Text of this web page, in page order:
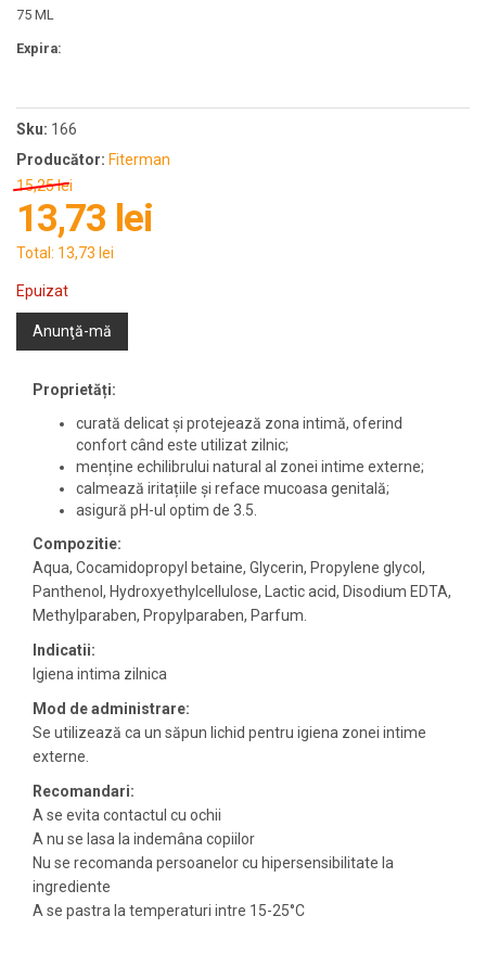
75 ML
Expira:
Sku: 166
Producător: Fiterman
15,25 lei
13,73 lei
Total: 13,73 lei
Epuizat
Anunţă-mă
Proprietăți:
curată delicat și protejează zona intimă, oferind
confort când este utilizat zilnic;
menține echilibrului natural al zonei intime externe;
calmează iritațiile și reface mucoasa genitală;
asigură pH-ul optim de 3.5.
Compozitie:
Aqua, Cocamidopropyl betaine, Glycerin, Propylene glycol,
Panthenol, Hydroxyethylcellulose, Lactic acid, Disodium EDTA,
Methylparaben, Propylparaben, Parfum.
Indicatii:
Igiena intima zilnica
Mod de administrare:
Se utilizează ca un săpun lichid pentru igiena zonei intime
externe.
Recomandari:
A se evita contactul cu ochii
A nu se lasa la indemâna copiilor
Nu se recomanda persoanelor cu hipersensibilitate la
ingrediente
A se pastra la temperaturi intre 15-25°C